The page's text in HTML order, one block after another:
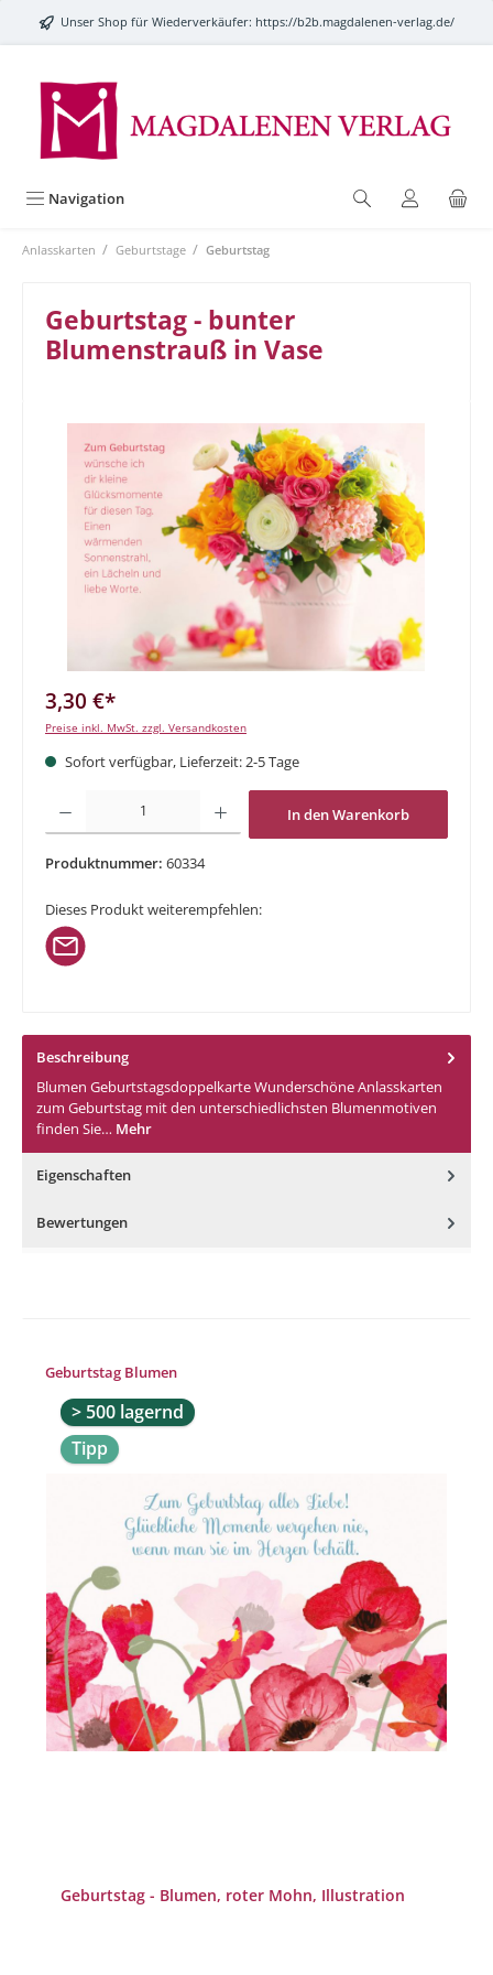
springenUnser Shop für Wiederverkäufer: https://b2b.magdalenen-verlag.de/
Navigation
Anlasskarten / Geburtstage / Geburtstag
Geburtstag - bunter
Blumenstrauß in Vase
3,30 €*
Preise inkl. MwSt. zzgl. Versandkosten
Sofort verfügbar, Lieferzeit: 2-5 Tage
Produkt Anzahl: Gib den gewünschten Wert ein oder benutze die Schaltflächen um
In den Warenkorb
Produktnummer: 60334
Dieses Produkt weiterempfehlen:
Beschreibung
Blumen Geburtstagsdoppelkarte Wunderschöne Anlasskarten
zum Geburtstag mit den unterschiedlichsten Blumenmotiven
finden Sie… Mehr
Eigenschaften
Bewertungen
Produktgalerie überspringen
Geburtstag Blumen
> 500 lagernd
Tipp
Geburtstag - Blumen, roter Mohn, Illustration